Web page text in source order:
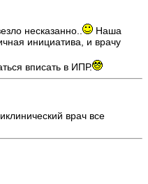
несказанно..
Наша
инициатива, и врачу
вписать в ИПР.
врач все